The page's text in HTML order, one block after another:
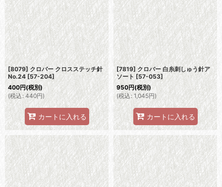
[8079] クロバー クロスステッチ針
No.24 [57-204]
400円(税別)
(税込: 440円)
カートに入れる
[7819] クロバー 白糸刺しゅう針ア
ソート [57-053]
950円(税別)
(税込: 1,045円)
カートに入れる